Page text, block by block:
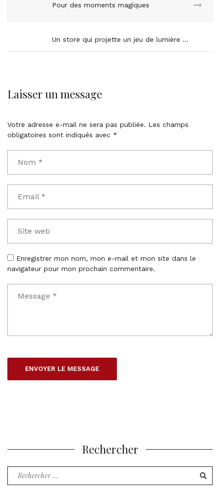
Pour des moments magiques
Un store qui projette un jeu de lumière coloré sur la façade
Laisser un message
Votre adresse e-mail ne sera pas publiée. Les champs
obligatoires sont indiqués avec *
Enregistrer mon nom, mon e-mail et mon site dans le
navigateur pour mon prochain commentaire.
Rechercher
Recherche